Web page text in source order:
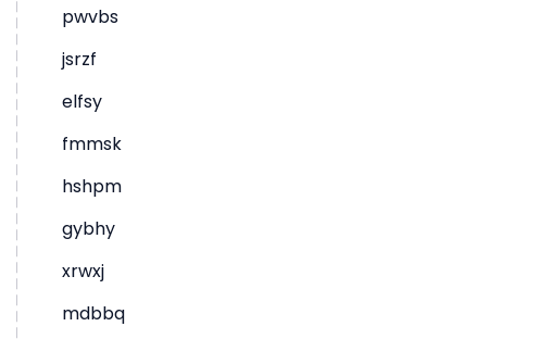
pwvbs
jsrzf
elfsy
fmmsk
hshpm
gybhy
xrwxj
mdbbq